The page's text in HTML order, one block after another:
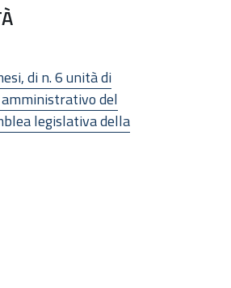
di n. 6 unità di
amministrativo del
legislativa della